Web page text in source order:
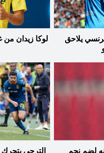
يلاحق
لوكا زيدان من
لضم نجم الترجي